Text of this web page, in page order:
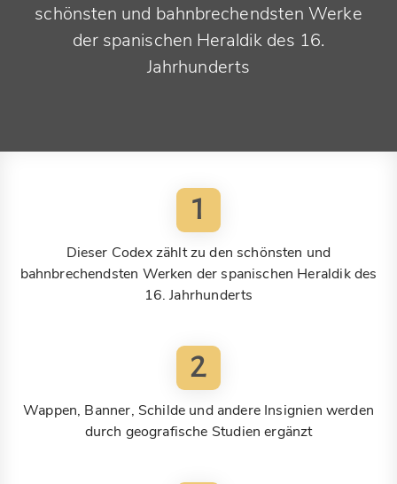
schönsten und bahnbrechendsten Werke
der spanischen Heraldik des 16.
Jahrhunderts
1
Dieser Codex zählt zu den schönsten und
bahnbrechendsten Werken der spanischen Heraldik des
16. Jahrhunderts
2
Wappen, Banner, Schilde und andere Insignien werden
durch geografische Studien ergänzt